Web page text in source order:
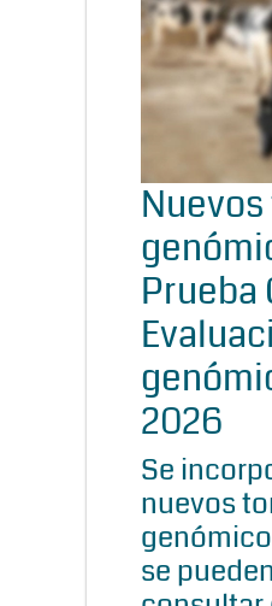
Prueba
2026
Se
nuevos
se pueden